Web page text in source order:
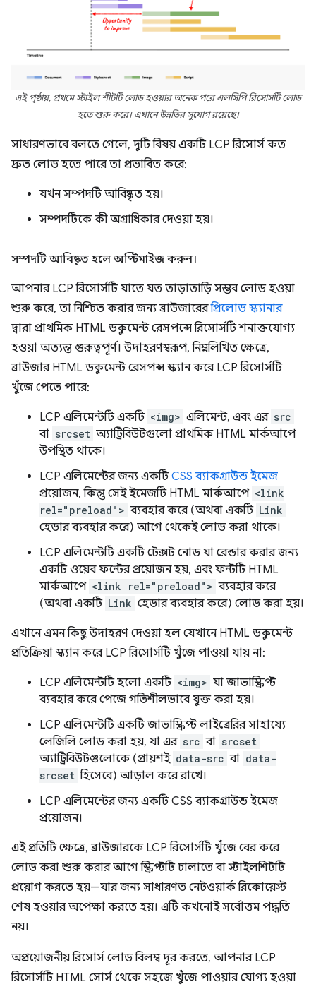
এই পৃষ্ঠায়, প্রথমে স্টাইল শীটটি লোড হওয়ার অনেক পরে এলসিপি রিসোর্সটি লোড
হতে শুরু করে। এখানে উন্নতির সুযোগ রয়েছে।
সাধারণভাবে বলতে গেলে, দুটি বিষয় একটি LCP রিসোর্স কত
দ্রুত লোড হতে পারে তা প্রভাবিত করে:
যখন সম্পদটি আবিষ্কৃত হয়।
সম্পদটিকে কী অগ্রাধিকার দেওয়া হয়।
সম্পদটি আবিষ্কৃত হলে অপ্টিমাইজ করুন।
আপনার LCP রিসোর্সটি যাতে যত তাড়াতাড়ি সম্ভব লোড হওয়া
শুরু করে, তা নিশ্চিত করার জন্য ব্রাউজারেরপ্রিলোড স্ক্যানার
দ্বারা প্রাথমিক HTML ডকুমেন্ট রেসপন্সে রিসোর্সটি শনাক্তযোগ্য
হওয়া অত্যন্ত গুরুত্বপূর্ণ। উদাহরণস্বরূপ, নিম্নলিখিত ক্ষেত্রে,
ব্রাউজার HTML ডকুমেন্ট রেসপন্স স্ক্যান করে LCP রিসোর্সটি
খুঁজে পেতে পারে:
LCP এলিমেন্টটি একটি <img> এলিমেন্ট, এবং এর src
বা srcset অ্যাট্রিবিউটগুলো প্রাথমিক HTML মার্কআপে
উপস্থিত থাকে।
LCP এলিমেন্টের জন্য একটিCSS ব্যাকগ্রাউন্ড ইমেজ
প্রয়োজন, কিন্তু সেই ইমেজটি HTML মার্কআপে <link
rel="preload"> ব্যবহার করে (অথবা একটি Link
হেডার ব্যবহার করে) আগে থেকেই লোড করা থাকে।
LCP এলিমেন্টটি একটি টেক্সট নোড যা রেন্ডার করার জন্য
একটি ওয়েব ফন্টের প্রয়োজন হয়, এবং ফন্টটি HTML
মার্কআপে <link rel="preload"> ব্যবহার করে
(অথবা একটি Link হেডার ব্যবহার করে) লোড করা হয়।
এখানে এমন কিছু উদাহরণ দেওয়া হল যেখানে HTML ডকুমেন্ট
প্রতিক্রিয়া স্ক্যান করে LCP রিসোর্সটি খুঁজে পাওয়া যায় না:
LCP এলিমেন্টটি হলো একটি <img> যা জাভাস্ক্রিপ্ট
ব্যবহার করে পেজে গতিশীলভাবে যুক্ত করা হয়।
LCP এলিমেন্টটি একটি জাভাস্ক্রিপ্ট লাইব্রেরির সাহায্যে
লেজিলি লোড করা হয়, যা এর src বা srcset
অ্যাট্রিবিউটগুলোকে (প্রায়শই data-src বা data-
srcset হিসেবে) আড়াল করে রাখে।
LCP এলিমেন্টের জন্য একটি CSS ব্যাকগ্রাউন্ড ইমেজ
প্রয়োজন।
এই প্রতিটি ক্ষেত্রে, ব্রাউজারকে LCP রিসোর্সটি খুঁজে বের করে
লোড করা শুরু করার আগে স্ক্রিপ্টটি চালাতে বা স্টাইলশিটটি
প্রয়োগ করতে হয়—যার জন্য সাধারণত নেটওয়ার্ক রিকোয়েস্ট
শেষ হওয়ার অপেক্ষা করতে হয়। এটি কখনোই সর্বোত্তম পদ্ধতি
নয়।
অপ্রয়োজনীয় রিসোর্স লোড বিলম্ব দূর করতে, আপনার LCP
রিসোর্সটি HTML সোর্স থেকে সহজে খুঁজে পাওয়ার যোগ্য হওয়া